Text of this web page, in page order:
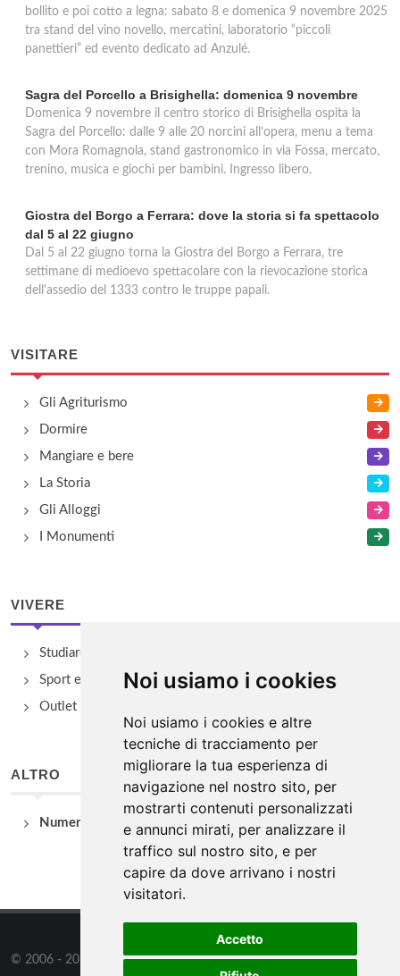
Noi usiamo i cookies
Noi usiamo i cookies e altre
tecniche di tracciamento per
migliorare la tua esperienza di
navigazione nel nostro sito, per
mostrarti contenuti personalizzati
e annunci mirati, per analizzare il
traffico sul nostro sito, e per
capire da dove arrivano i nostri
visitatori.
Accetto
bollito e poi cotto a legna: sabato 8 e domenica 9 novembre 2025
tra stand del vino novello, mercatini, laboratorio “piccoli
panettieri” ed evento dedicato ad Anzulé.
Sagra del Porcello a Brisighella: domenica 9 novembre
Domenica 9 novembre il centro storico di Brisighella ospita la
Sagra del Porcello: dalle 9 alle 20 norcini all’opera, menu a tema
con Mora Romagnola, stand gastronomico in via Fossa, mercato,
trenino, musica e giochi per bambini. Ingresso libero.
Giostra del Borgo a Ferrara: dove la storia si fa spettacolo
dal 5 al 22 giugno
Dal 5 al 22 giugno torna la Giostra del Borgo a Ferrara, tre
settimane di medioevo spettacolare con la rievocazione storica
dell'assedio del 1333 contro le truppe papali.
VISITARE
Gli Agriturismo
Dormire
Mangiare e bere
La Storia
Gli Alloggi
I Monumenti
VIVERE
Studiare
Sport e Benessere
Outlet e spacci aziendali
ALTRO
Numeri Utili
© 2006 - 2026 WSG3 STUDIOtutti i diritti riservati. Powered by